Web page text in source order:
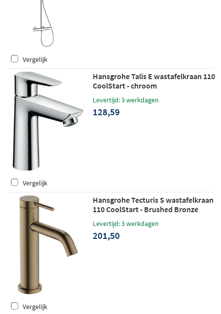
Vergelijk
Hansgrohe Talis E wastafelkraan 110
CoolStart - chroom
Levertijd: 3 werkdagen
128,59
Vergelijk
Hansgrohe Tecturis S wastafelkraan
110 CoolStart - Brushed Bronze
Levertijd: 3 werkdagen
201,50
Vergelijk